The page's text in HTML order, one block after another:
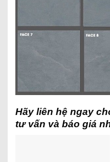
Hãy liên hệ ngay
tư vấn và báo giá